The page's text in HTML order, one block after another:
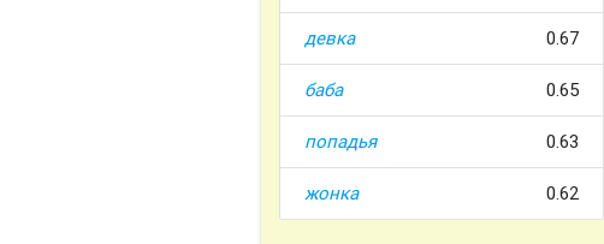
девка 0.67
баба 0.65
попадья 0.63
жонка 0.62